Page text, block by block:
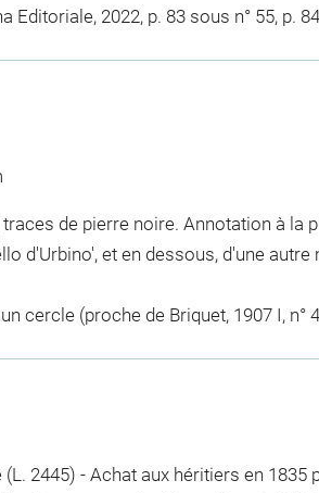
Editoriale, 2022, p. 83 sous n° 55, p.
de pierre noire. Annotation à la
d'Urbino', et en dessous, d'une autre
cercle (proche de Briquet, 1907 I, n°
2445) - Achat aux héritiers en 1835